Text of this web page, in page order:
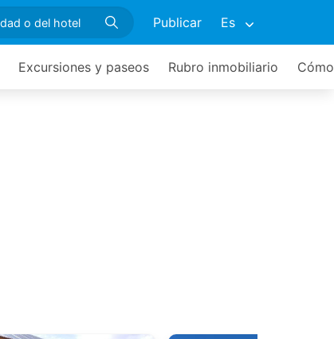
Publicar Es
Excursiones y paseos Rubro inmobiliario